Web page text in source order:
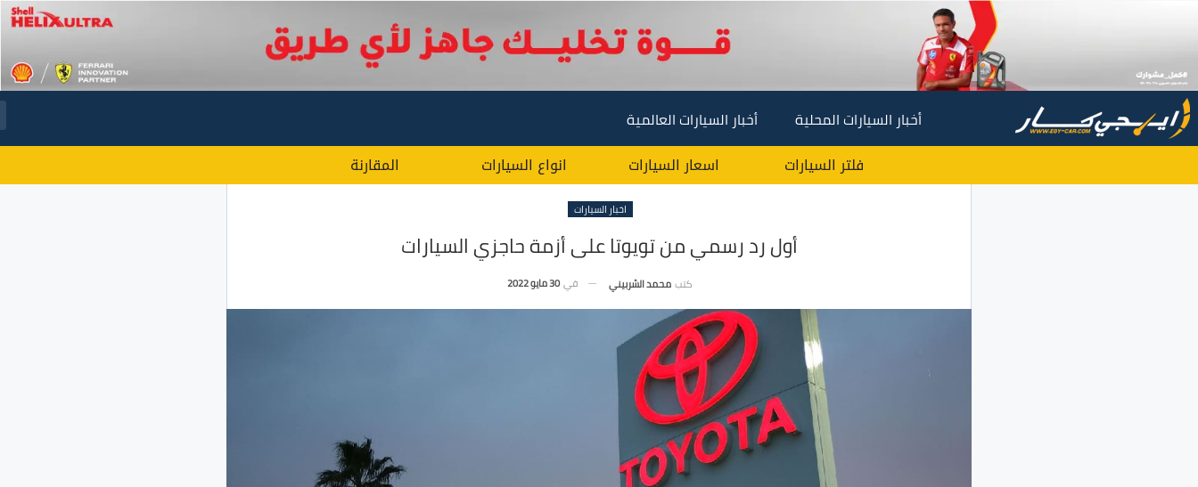
أخبار السيارات المحلية أخبار السيارات العالمية
فلتر السيارات اسعار السيارات انواع السيارات المقارنة
اخبار السيارات
أول رد رسمي من تويوتا على أزمة حاجزي السيارات
كتب محمد الشربيني في 30 مايو 2022